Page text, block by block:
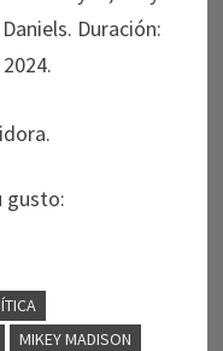
Duración:
gusto:
MIKEY MADISON